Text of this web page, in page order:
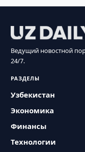
Ведущий новостной
24/7.
РАЗДЕЛЫ
Узбекистан
Экономика
Финансы
Технологии